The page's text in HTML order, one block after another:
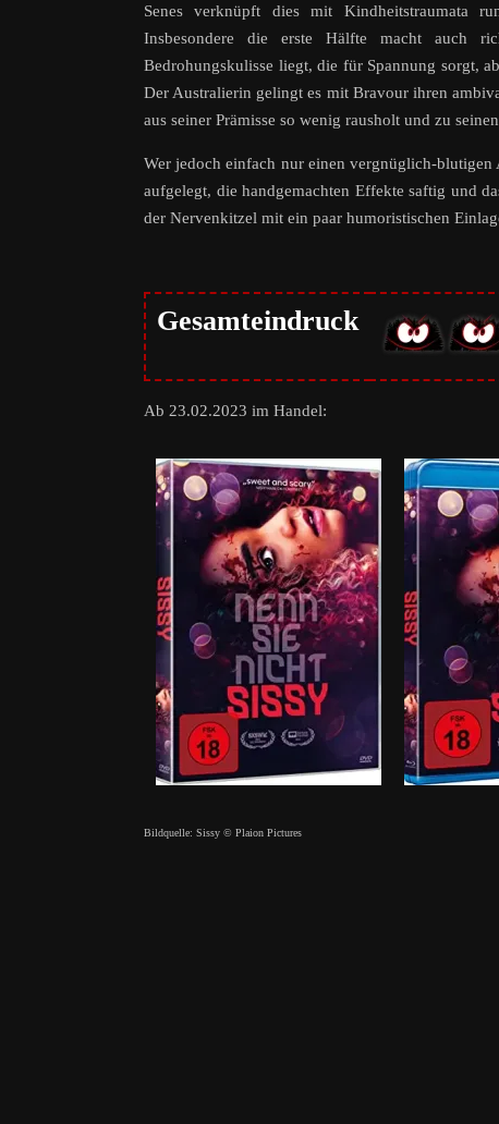
Senes verknüpft dies mit Kindheitstraumata
Insbesondere die erste Hälfte macht auch
Bedrohungskulisse liegt, die für Spannung sorgt,
Der Australierin gelingt es mit Bravour ihren
aus seiner Prämisse so wenig rausholt und zu
Wer jedoch einfach nur einen vergnüglich-blutigen
aufgelegt, die handgemachten Effekte saftig und
der Nervenkitzel mit ein paar humoristischen
Gesamteindruck
Ab 23.02.2023 im Handel:
Bildquelle: Sissy © Plaion Pictures